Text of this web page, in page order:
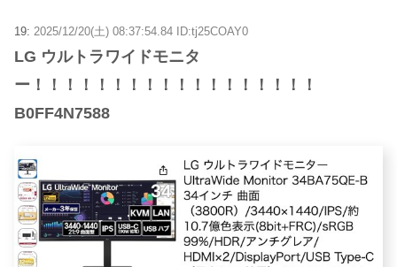
19: 2025/12/20(土) 08:37:54.84 ID:tj25COAY0
LG ウルトラワイドモニタ
ー！！！！！！！！！！！！！！！！！！
B0FF4N7588